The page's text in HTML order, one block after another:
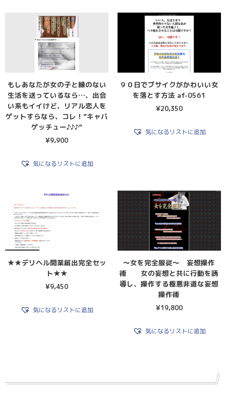
もしあなたが女の子と縁のない
生活を送っているなら…、出会
い系もイイけど、リアル恋人を
ゲットすらなら、コレ！”キャバ
ゲッチュー♪♪♪”
¥9,900
気になるリストに追加
９０日でブサイクがかわいい女
を落とす方法 af-0561
¥20,350
気になるリストに追加
★★デリヘル開業届出完全セッ
ト★★
¥9,450
気になるリストに追加
〜女を完全服従〜 妄想操作
術 女の妄想と共に行動を誘
導し、操作する極悪非道な妄想
操作術
¥19,800
気になるリストに追加